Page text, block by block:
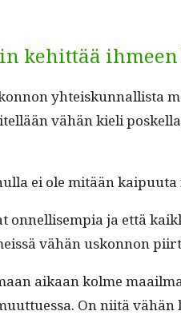
kehittää
yhteiskun­nal­lista
vähän kieli
ei ole mitään
onnel­lisem­pia ja että
vähän uskon­non
aikaan kolme
On niitä